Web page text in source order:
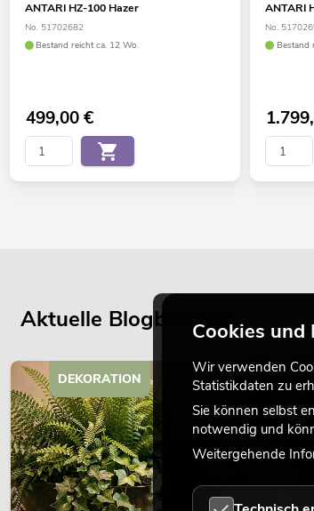
ANTARI HZ-100 Hazer
No. 51702682
Bestand reicht ca. 12 Wo.
499,00€
ANTARI
No.
Bestand
Aktuelle Blogbeiträge
DEKORATION
Cookies
Wir verwenden
Statistikdaten zu
Sie können selbst
notwendig und
Weitergehende